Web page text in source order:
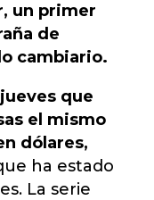
un primer
de
cambiario.
que
el mismo
dólares,
ha estado
La serie